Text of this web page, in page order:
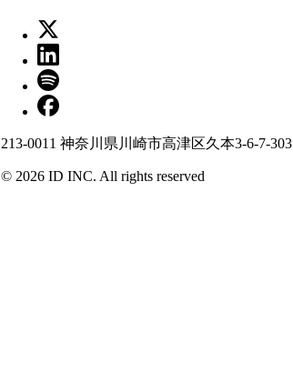
213-0011 神奈川県川崎市高津区久本3-6-7-303
© 2026 ID INC. All rights reserved